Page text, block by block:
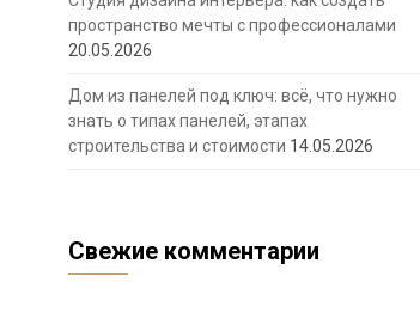
пространство мечты с профессионалами
20.05.2026
Дом из панелей под ключ: всё, что нужно
знать о типах панелей, этапах
строительства и стоимости 14.05.2026
Свежие комментарии